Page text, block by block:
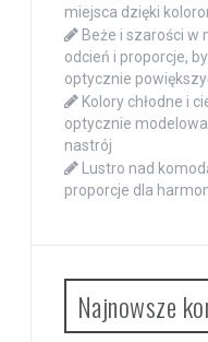
miejsca dzięki
Beże i szarości w
odcień i proporcje,
optycznie
Kolory chłodne i
optycznie
nastrój
Lustro nad
proporcje dla
Najnowsze